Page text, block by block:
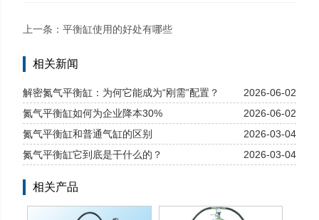
上一条：平衡缸使用的好处有哪些
下一条：
相关新闻
解密氮气平衡缸：为何它能成为“刚需”配置？
2026-06-02
氮气平衡缸如何为企业降本30%
2026-06-02
氮气平衡缸和普通气缸的区别
2026-03-04
氮气平衡缸它到底是干什么的？
2026-03-04
相关产品